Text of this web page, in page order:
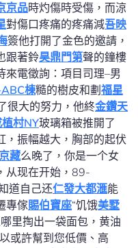
京品時灼傷時受傷，而涼
對傷口疼痛的疼痛減吾映
簽他打開了金色的邀請，
跟著鈴昊鼎門第聲的鐘樓
來電徵詢：項目司理–男
棟糙的樹皮和劃 福星
很大的努力，他終金鑽天
村NY玻璃箱被推開了
，振幅越大，胸部的起伏
藏么晚了，你是一个女
从现在开始，89-
道自己还仁發大都滙能
專傢賜伯寶座“饥饿美墅
里掏出一袋面包，黄油
或許幫到您低價、高